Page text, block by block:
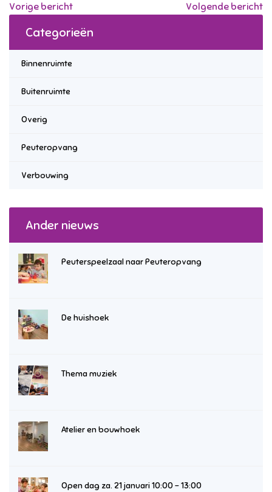
Vorige bericht Volgende bericht
Categorieën
Binnenruimte
Buitenruimte
Overig
Peuteropvang
Verbouwing
Ander nieuws
Peuterspeelzaal naar Peuteropvang
De huishoek
Thema muziek
Atelier en bouwhoek
Open dag za. 21 januari 10:00 – 13:00